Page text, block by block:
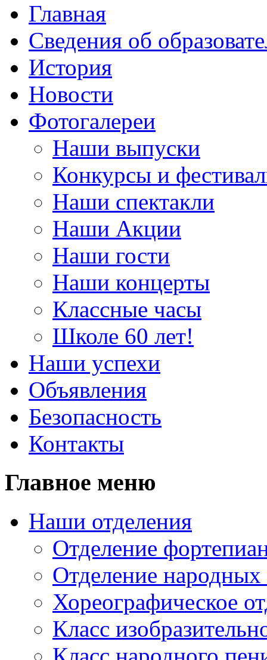
Главная
Сведения об
История
Новости
Фотогалереи
Наши выпуски
Конкурсы и
Наши спектакли
Наши Акции
Наши гости
Наши концерты
Классные часы
Школе 60 лет!
Наши успехи
Объявления
Безопасность
Контакты
Главное меню
Наши отделения
Отделение
Отделение народных
Хореографическое
Класс